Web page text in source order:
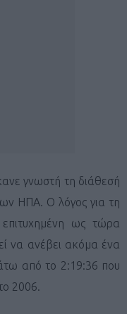
γνωστή τη διάθεσή
ΗΠΑ. Ο λόγος για τη
ως τώρα
να ανέβει ακόμα ένα
από το 2:19:36 που
2006.